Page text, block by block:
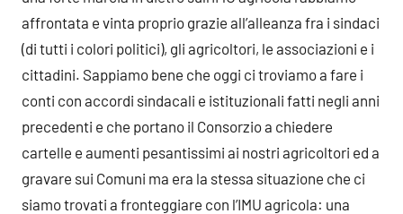
affrontata e vinta proprio grazie all’alleanza fra i sindaci
(di tutti i colori politici), gli agricoltori, le associazioni e i
cittadini. Sappiamo bene che oggi ci troviamo a fare i
conti con accordi sindacali e istituzionali fatti negli anni
precedenti e che portano il Consorzio a chiedere
cartelle e aumenti pesantissimi ai nostri agricoltori ed a
gravare sui Comuni ma era la stessa situazione che ci
siamo trovati a fronteggiare con l’IMU agricola: una